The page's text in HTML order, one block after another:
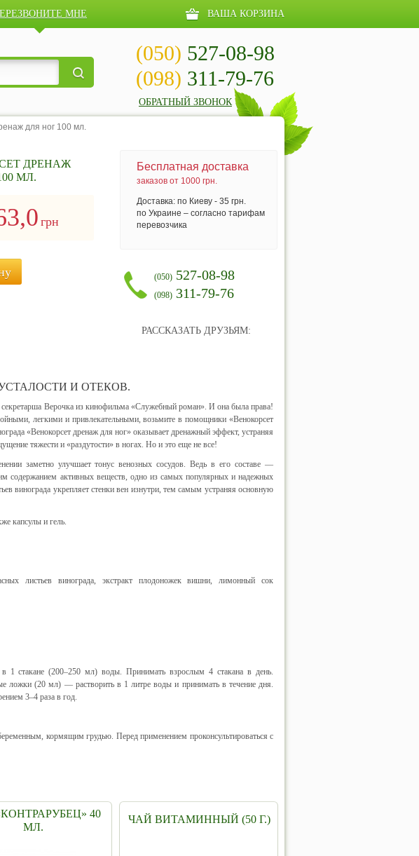
МНЕ ВАША КОРЗИНА
(050) 527-08-98
(098) 311-79-76
ОБРАТНЫЙ ЗВОНОК
для ног 100 мл.
ДРЕНАЖ
МЛ.
грн
Бесплатная доставка
заказов от 1000 грн.
Доставка: по Киеву - 35 грн.
по Украине – согласно тарифам
перевозчика
(050) 527-08-98
(098) 311-79-76
РАССКАЗАТЬ ДРУЗЬЯМ:
И ОТЕКОВ.
Верочка из кинофильма «Служебный роман». И она была права!
легкими и привлекательными, возьмите в помощники «Венокорсет
«Венокорсет дренаж для ног» оказывает дренажный эффект, устраняя
тяжести и «раздутости» в ногах. Но и это еще не все!
заметно улучшает тонус венозных сосудов. Ведь в его составе —
содержанием активных веществ, одно из самых популярных и надежных
винограда укрепляет стенки вен изнутри, тем самым устраняя основную
капсулы и гель.
листьев винограда, экстракт плодоножек вишни, лимонный сок
1 стакане (200–250 мл) воды. Принимать взрослым 4 стакана в день.
ложки (20 мл) — растворить в 1 литре воды и принимать в течение дня.
3–4 раза в год.
кормящим грудью. Перед применением проконсультироваться с
40
МЛ.
ЧАЙ ВИТАМИННЫЙ (50 Г.)